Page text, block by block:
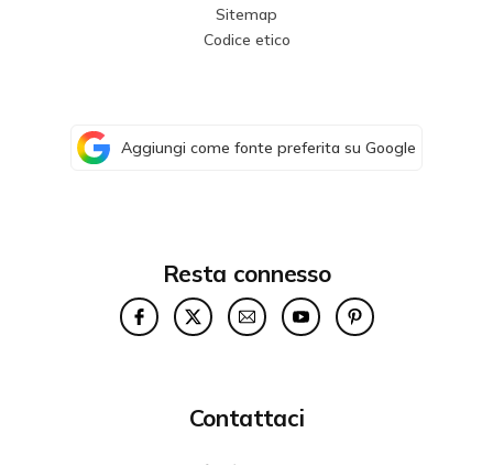
Sitemap
Codice etico
Aggiungi come fonte preferita su Google
Resta connesso
Contattaci